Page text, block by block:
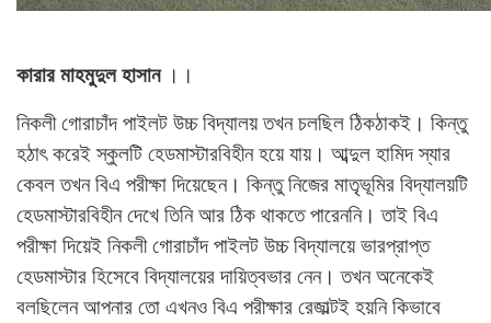
কারার মাহমুদুল হাসান।।
নিকলী গোরাচাঁদ পাইলট উচ্চ বিদ্যালয় তখন চলছিল ঠিকঠাকই। কিন্তু
হঠাৎ করেই স্কুলটি হেডমাস্টারবিহীন হয়ে যায়। আব্দুল হামিদ স্যার
কেবল তখন বিএ পরীক্ষা দিয়েছেন। কিন্তু নিজের মাতৃভূমির বিদ্যালয়টি
হেডমাস্টারবিহীন দেখে তিনি আর ঠিক থাকতে পারেননি। তাই বিএ
পরীক্ষা দিয়েই নিকলী গোরাচাঁদ পাইলট উচ্চ বিদ্যালয়ে ভারপ্রাপ্ত
হেডমাস্টার হিসেবে বিদ্যালয়ের দায়িত্বভার নেন। তখন অনেকেই
বলছিলেন আপনার তো এখনও বিএ পরীক্ষার রেজাল্টই হয়নি কিভাবে